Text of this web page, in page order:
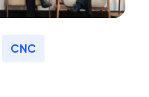
CNC